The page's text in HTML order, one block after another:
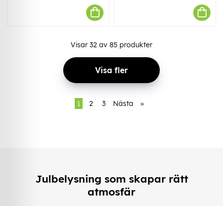
Visar 32 av 85 produkter
Visa fler
1 2 3 Nästa »
Julbelysning som skapar rätt
atmosfär